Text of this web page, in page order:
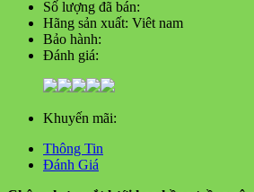
Số lượng đã bán:
Hãng sản xuất: Viêt nam
Bảo hành:
Đánh giá:
Khuyến mãi:
Thông Tin
Đánh Giá